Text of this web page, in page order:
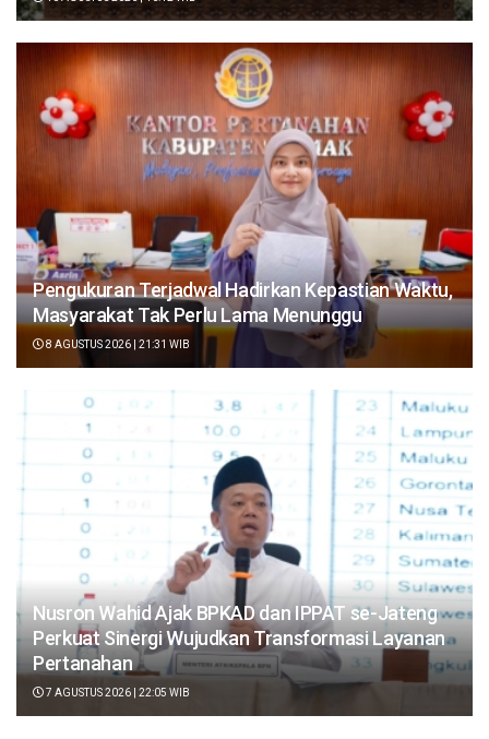
Pengukuran Terjadwal Hadirkan Kepastian Waktu,
Masyarakat Tak Perlu Lama Menunggu
8 AGUSTUS 2026 | 21:31 WIB
Nusron Wahid Ajak BPKAD dan IPPAT se-Jateng
Perkuat Sinergi Wujudkan Transformasi Layanan
Pertanahan
7 AGUSTUS 2026 | 22:05 WIB